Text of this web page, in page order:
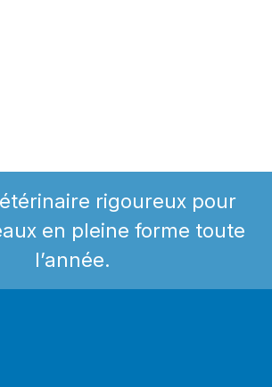
rigoureux pour
en pleine forme toute
l’année.